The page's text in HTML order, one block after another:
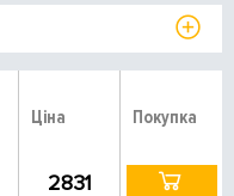
Ціна Покупка
2831